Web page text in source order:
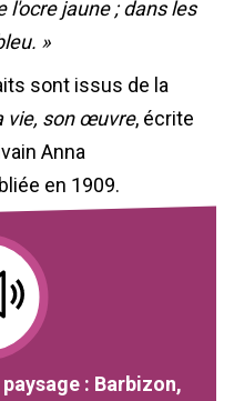
l'ocre jaune ; dans les
»
sont issus de la
vie, son œuvre, écrite
Anna
en 1909.
: Barbizon,